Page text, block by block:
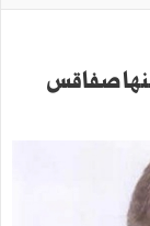
صفاقس